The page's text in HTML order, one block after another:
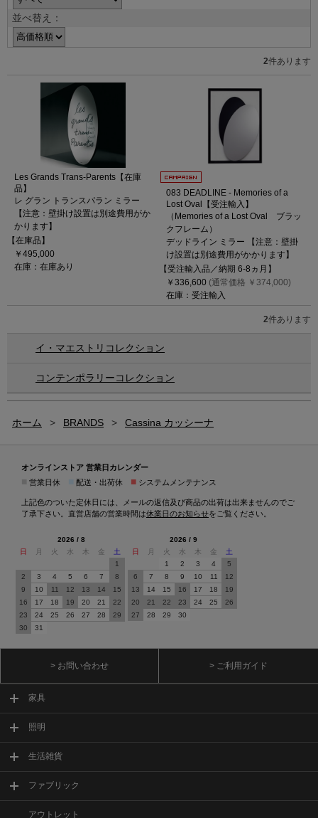
並べ替え：
2件あります
Les Grands Trans-Parents【在庫
品】
レ グラン トランスパラン ミラー
【注意：壁掛け設置は別途費用がか
かります】
【在庫品】
￥495,000
在庫：在庫あり
083 DEADLINE - Memories of a
Lost Oval【受注輸入】
（Memories of a Lost Oval ブラッ
クフレーム）
デッドライン ミラー 【注意：壁掛
け設置は別途費用がかかります】
【受注輸入品／納期 6-8ヵ月】
￥336,600 (通常価格 ￥374,000)
在庫：受注輸入
2件あります
イ・マエストリコレクション
コンテンポラリーコレクション
ホーム > BRANDS > Cassina カッシーナ
オンラインストア 営業日カレンダー
営業日休 配送・出荷休 ■ システムメンテナンス
上記色のついた定休日には、メールの返信及び商品の出荷は出来ませんのでご
了承下さい。直営店舗の営業時間は休業日のお知らせをご覧ください。
2026 / 8
日
月 火 水 木 金
土
1
2
3 4 5 6 7
8
9
10 11 12 13 14
15
16
17 18 19 20 21
22
23
24 25 26 27 28
29
30
31
2026 / 9
日
月 火 水 木 金
土
1
2 3 4
5
6
7 8 9 10 11
12
13
14 15 16 17 18
19
20
21 22 23 24 25
26
27
28 29 30
> お問い合わせ > ご利用ガイド
家具
照明
生活雑貨
ファブリック
アウトレット